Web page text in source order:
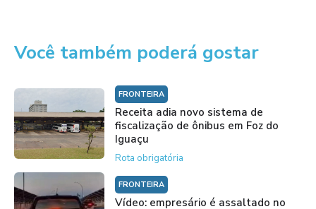
Você também poderá gostar
FRONTEIRA
Receita adia novo sistema de
fiscalização de ônibus em Foz do
Iguaçu
Rota obrigatória
FRONTEIRA
Vídeo: empresário é assaltado no